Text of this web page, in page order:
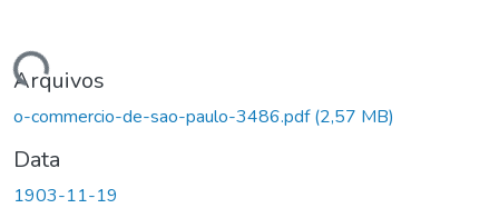
Arquivos
o-commercio-de-sao-paulo-3486.pdf(2,57 MB)
Data
1903-11-19